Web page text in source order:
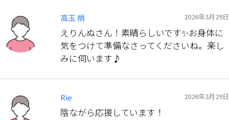
高玉 梢 2026年3月29日
えりんぬさん！素晴らしいです✨お身体に
気をつけて準備なさってくださいね。楽し
みに伺います♪
Rie 2026年3月29日
陰ながら応援しています！